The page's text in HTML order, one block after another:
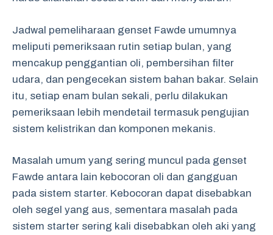
Jadwal pemeliharaan genset Fawde umumnya
meliputi pemeriksaan rutin setiap bulan, yang
mencakup penggantian oli, pembersihan filter
udara, dan pengecekan sistem bahan bakar. Selain
itu, setiap enam bulan sekali, perlu dilakukan
pemeriksaan lebih mendetail termasuk pengujian
sistem kelistrikan dan komponen mekanis.
Masalah umum yang sering muncul pada genset
Fawde antara lain kebocoran oli dan gangguan
pada sistem starter. Kebocoran dapat disebabkan
oleh segel yang aus, sementara masalah pada
sistem starter sering kali disebabkan oleh aki yang